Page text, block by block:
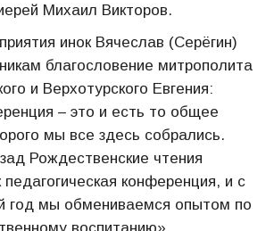
Михаил Викторов.
инок Вячеслав (Серёгин)
благословение митрополита
и Верхотурского Евгения:
– это и есть то общее
мы все здесь собрались.
Рождественские чтения
педагогическая конференция, и с
год мы обмениваемся опытом по